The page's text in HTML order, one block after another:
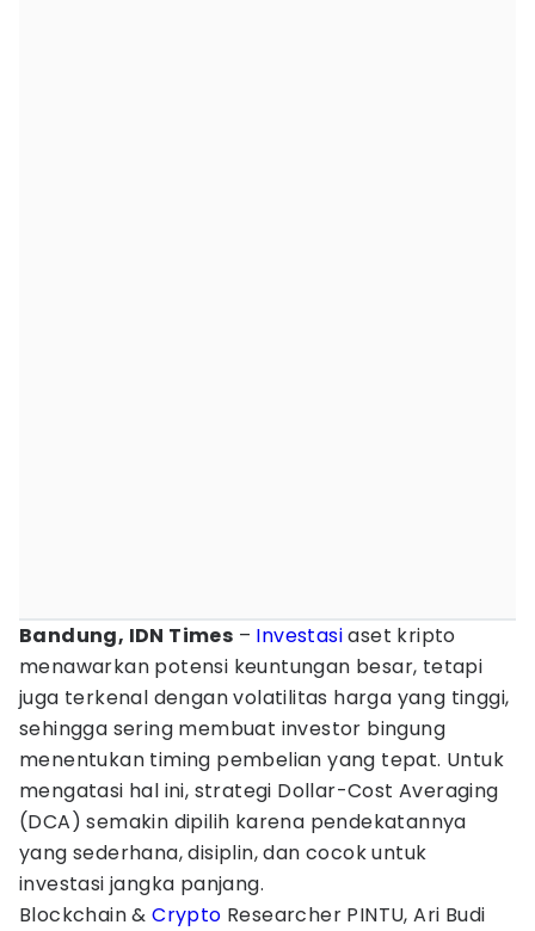
Bandung, IDN Times – Investasiaset kripto
menawarkan potensi keuntungan besar, tetapi
juga terkenal dengan volatilitas harga yang tinggi,
sehingga sering membuat investor bingung
menentukan timing pembelian yang tepat. Untuk
mengatasi hal ini, strategi Dollar-Cost Averaging
(DCA) semakin dipilih karena pendekatannya
yang sederhana, disiplin, dan cocok untuk
investasi jangka panjang.
Blockchain &Crypto Researcher PINTU, Ari Budi